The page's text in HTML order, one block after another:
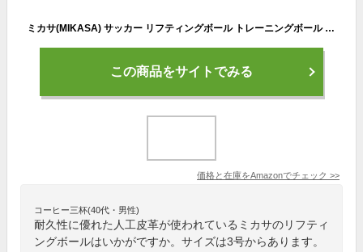
ミカサ(MIKASA) サッカー リフティングボール トレーニングボール 直径18.7cm MC35TR MC34TR 推奨内圧0.6(kgf/㎠)
この商品をサイトでみる
価格と在庫をAmazonでチェック >>
コーヒー三杯(40代・男性)
耐久性に優れた人工皮革が使われているミカサのリフティ
ングボールはいかがですか。サイズは3号からあります。